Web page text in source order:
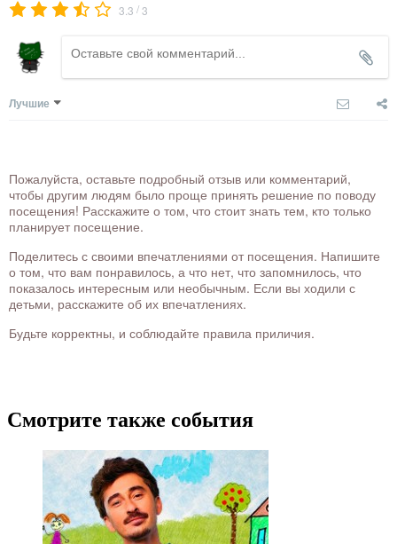
3.3 /3
Лучшие
Пожалуйста, оставьте подробный отзыв или комментарий,
чтобы другим людям было проще принять решение по поводу
посещения! Расскажите о том, что стоит знать тем, кто только
планирует посещение.
Поделитесь с своими впечатлениями от посещения. Напишите
о том, что вам понравилось, а что нет, что запомнилось, что
показалось интересным или необычным. Если вы ходили с
детьми, расскажите об их впечатлениях.
Будьте корректны, и соблюдайте правила приличия.
Смотрите также события